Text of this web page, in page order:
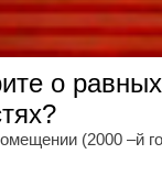
о равных
(2000 –й